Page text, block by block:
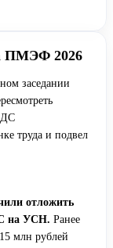
ПМЭФ 2026
заседании
труда и подвел
отложить
на УСН. Ранее
млн рублей